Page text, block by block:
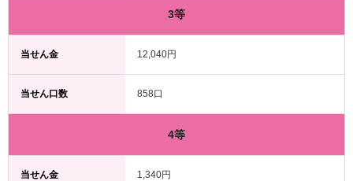
3等
当せん金 12,040円
当せん口数 858口
4等
当せん金 1,340円